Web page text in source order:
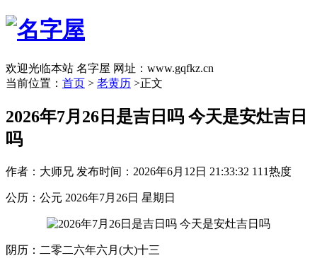
欢迎光临本站 名字屋 网址：www.gqfkz.cn
当前位置： 首页 > 老黄历 >正文
2026年7月26日是吉日吗 今天是安灶吉日
吗
作者：大师兄 发布时间：2026年6月12日 21:33:32 111热度
公历：公元 2026年7月26日 星期日
阴历：二零二六年六月(大)十三